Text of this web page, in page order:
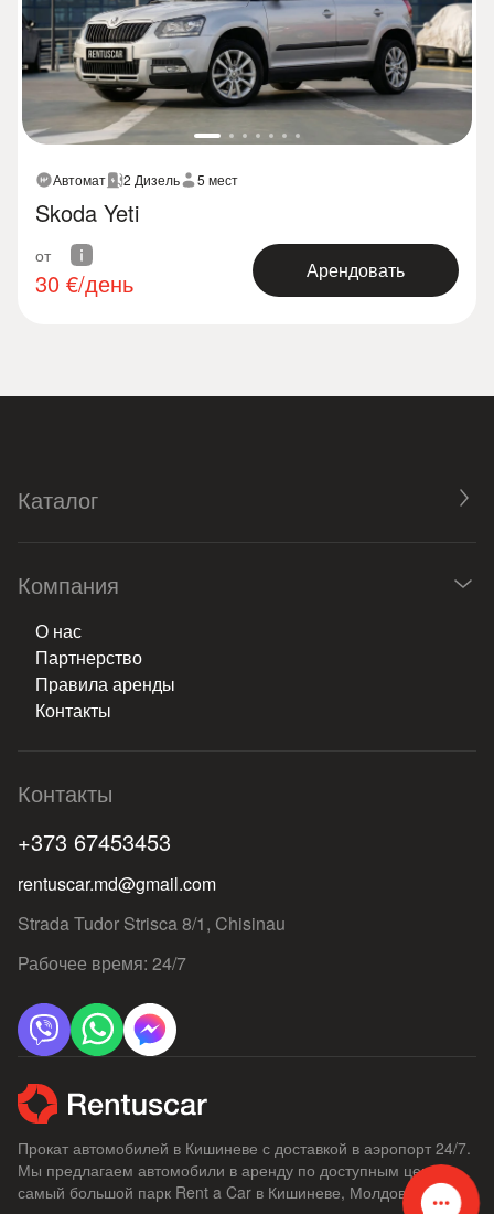
Автомат 2 Дизель 5 мест
Skoda Yeti
от
30 €/день Арендовать
Прокат автомобилей в Кишиневе с доставкой в ​​аэропорт 24/7.
Мы предлагаем автомобили в аренду по доступным ценам,
самый большой парк Rent a Car в Кишиневе, Молдове.
Каталог
Компания
О нас
Партнерство
Правила аренды
Контакты
Контакты
+373 67453453
rentuscar.md@gmail.com
Strada Tudor Strisca 8/1, Chisinau
Рабочее время: 24/7